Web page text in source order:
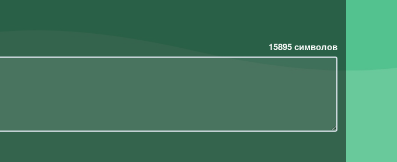
15895символов